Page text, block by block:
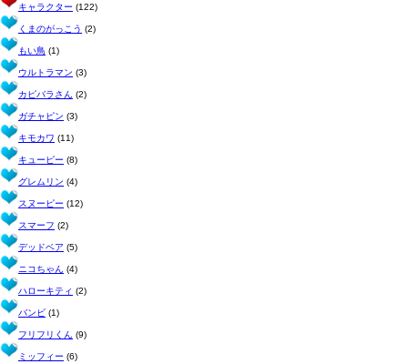
キャラクター (122)
くまのがっこう (2)
もい鳥 (1)
ウルトラマン (3)
カピバラさん (2)
ガチャピン (3)
キモカワ (11)
キューピー (8)
グレムリン (4)
スヌーピー (12)
スマーフ (2)
デッドベア (5)
ニコちゃん (4)
ハローキティ (2)
バンビ (1)
フリフリくん (9)
ミッフィー (6)